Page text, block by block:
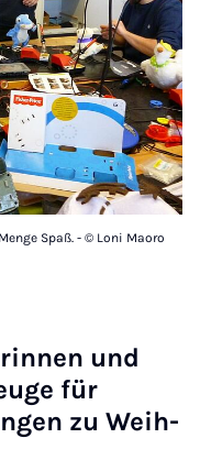
Spaß. - © Loni Maoro
und
für
zu Weih­